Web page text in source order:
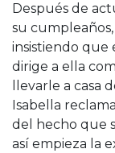
Después de
su
insistiendo que
dirige a ella
llevarle a casa
Isabella
del hecho que
así empieza la